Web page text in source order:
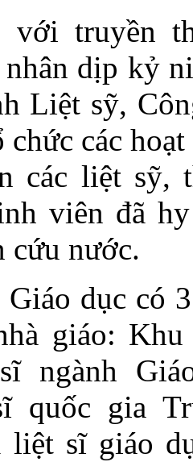
với truyền
dịp kỷ
Liệt sỹ,
các
các liệt sỹ,
viên đã
cứu nước.
Giáo dục có
giáo:
ngành
quốc gia
liệt sĩ giáo